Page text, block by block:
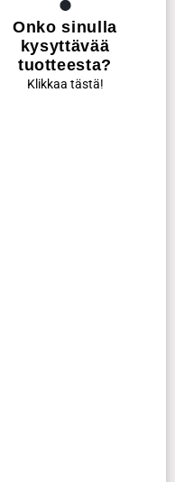
Onko sinulla
kysyttävää
tuotteesta?
Klikkaa tästä!